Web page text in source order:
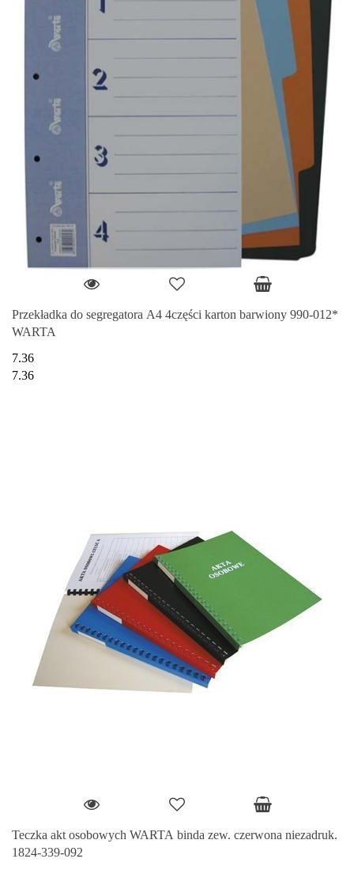
Przekładka do segregatora A4 4części karton barwiony 990-012*
WARTA
7.36
7.36
Teczka akt osobowych WARTA binda zew. czerwona niezadruk.
1824-339-092